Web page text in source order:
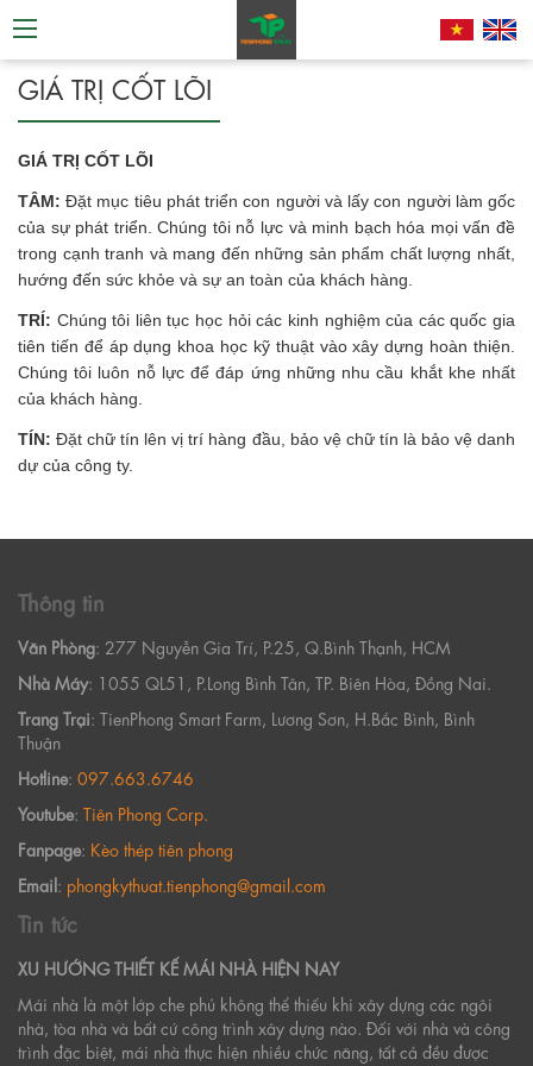
GIÁ TRỊ CỐT LÕI
GIÁ TRỊ CỐT LÕI
TÂM: Đặt mục tiêu phát triển con người và lấy con người làm gốc
của sự phát triển. Chúng tôi nỗ lực và minh bạch hóa mọi vấn đề
trong cạnh tranh và mang đến những sản phẩm chất lượng nhất,
hướng đến sức khỏe và sự an toàn của khách hàng.
TRÍ: Chúng tôi liên tục học hỏi các kinh nghiệm của các quốc gia
tiên tiến để áp dụng khoa học kỹ thuật vào xây dựng hoàn thiện.
Chúng tôi luôn nỗ lực để đáp ứng những nhu cầu khắt khe nhất
của khách hàng.
TÍN: Đặt chữ tín lên vị trí hàng đầu, bảo vệ chữ tín là bảo vệ danh
dự của công ty.
Thông tin
Văn Phòng: 277 Nguyễn Gia Trí, P.25, Q.Bình Thạnh, HCM
Nhà Máy: 1055 QL51, P.Long Bình Tân, TP. Biên Hòa, Đồng Nai.
Trang Trại: TienPhong Smart Farm, Lương Sơn, H.Bắc Bình, Bình
Thuận
Hotline: 097.663.6746
Youtube: Tiên Phong Corp.
Fanpage: Kèo thép tiên phong
Email: phongkythuat.tienphong@gmail.com
Tin tức
XU HƯỚNG THIẾT KẾ MÁI NHÀ HIỆN NAY
Mái nhà là một lớp che phủ không thể thiếu khi xây dựng các ngôi
nhà, tòa nhà và bất cứ công trình xây dựng nào. Đối với nhà và công
trình đặc biệt, mái nhà thực hiện nhiều chức năng, tất cả đều được